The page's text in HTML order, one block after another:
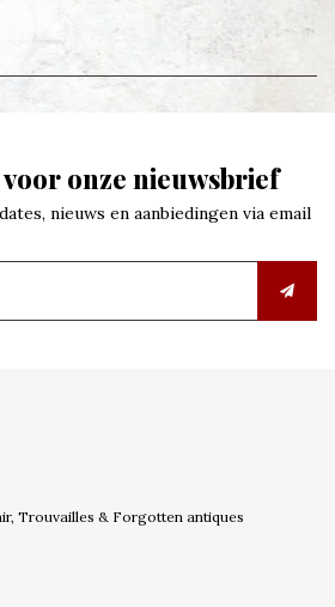
onze nieuwsbrief
nieuws en aanbiedingen via email
Trouvailles & Forgotten antiques